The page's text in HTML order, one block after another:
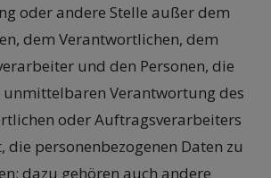
oder andere Stelle außer dem
dem Verantwortlichen, dem
und den Personen, die
Verantwortung des
oder Auftragsverarbeiters
die personenbezogenen Daten zu
dazu gehören auch andere